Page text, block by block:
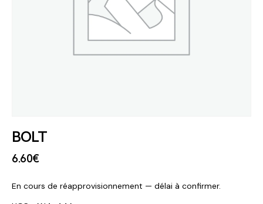
BOLT
6.60€
En cours de réapprovisionnement — délai à confirmer.